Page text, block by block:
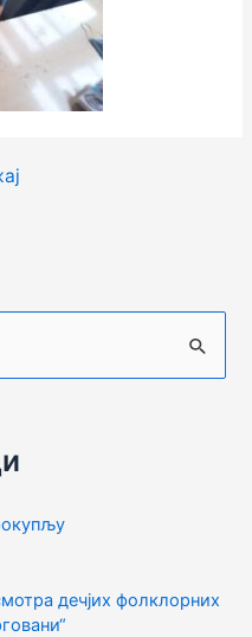
дечјих фолклорних